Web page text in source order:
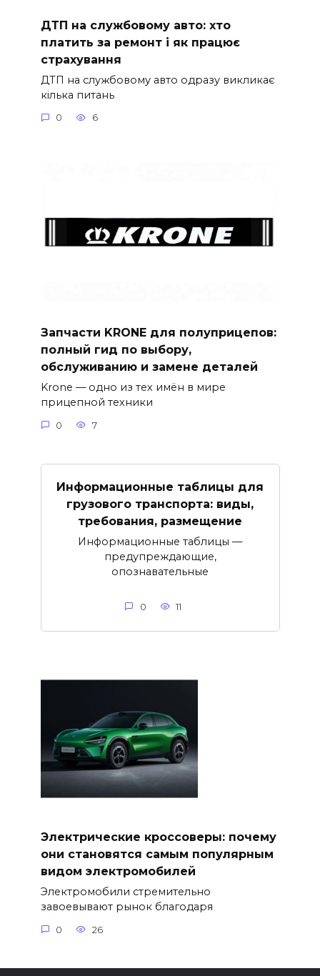
ДТП на службовому авто: хто
платить за ремонт і як працює
страхування
ДТП на службовому авто одразу викликає
кілька питань
0 6
Запчасти KRONE для полуприцепов:
полный гид по выбору,
обслуживанию и замене деталей
Krone — одно из тех имён в мире
прицепной техники
0 7
Информационные таблицы для
грузового транспорта: виды,
требования, размещение
Информационные таблицы —
предупреждающие,
опознавательные
0 11
Электрические кроссоверы: почему
они становятся самым популярным
видом электромобилей
Электромобили стремительно
завоевывают рынок благодаря
0 26